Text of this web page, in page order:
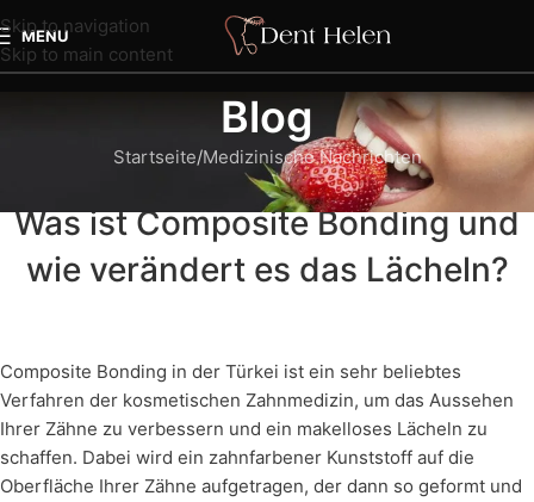
Skip to navigation
Skip to main content
MENU
Blog
Startseite Medizinische Nachrichten
MEDIZINISCHE NACHRICHTEN
Was ist Composite Bonding und
wie verändert es das Lächeln?
Composite Bonding in der Türkei ist ein sehr beliebtes
Verfahren der kosmetischen Zahnmedizin, um das Aussehen
Ihrer Zähne zu verbessern und ein makelloses Lächeln zu
schaffen. Dabei wird ein zahnfarbener Kunststoff auf die
Oberfläche Ihrer Zähne aufgetragen, der dann so geformt und